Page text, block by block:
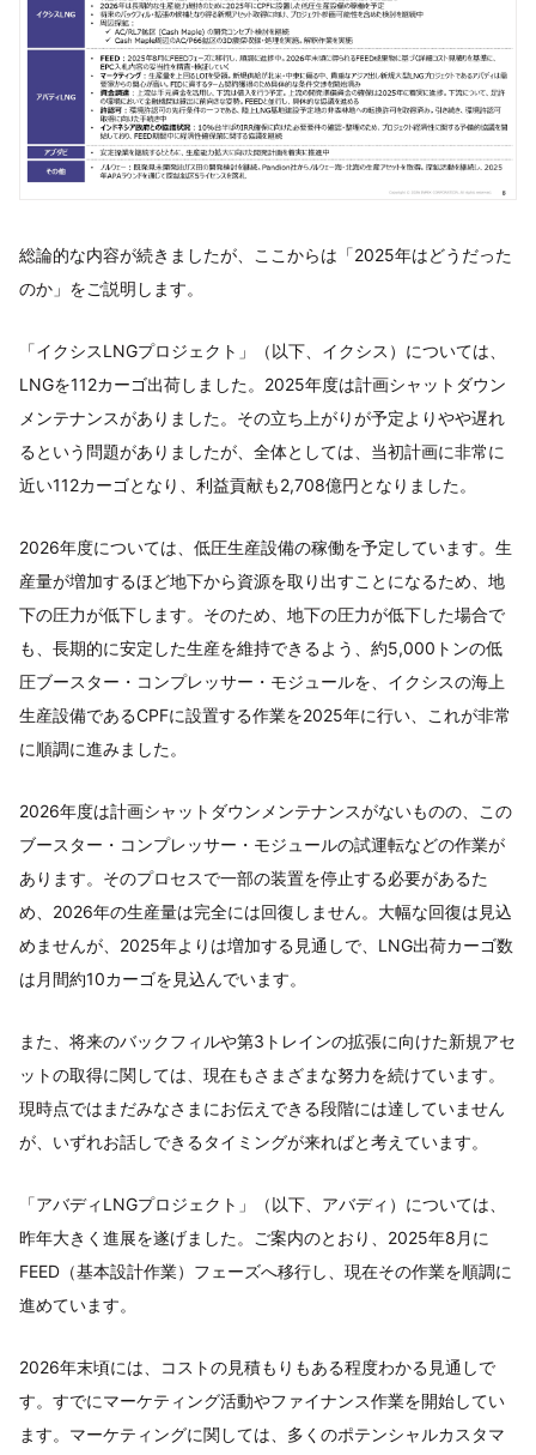
総論的な内容が続きましたが、ここからは「2025年はどうだった
のか」をご説明します。
「イクシスLNGプロジェクト」（以下、イクシス）については、
LNGを112カーゴ出荷しました。2025年度は計画シャットダウン
メンテナンスがありました。その立ち上がりが予定よりやや遅れ
るという問題がありましたが、全体としては、当初計画に非常に
近い112カーゴとなり、利益貢献も2,708億円となりました。
2026年度については、低圧生産設備の稼働を予定しています。生
産量が増加するほど地下から資源を取り出すことになるため、地
下の圧力が低下します。そのため、地下の圧力が低下した場合で
も、長期的に安定した生産を維持できるよう、約5,000トンの低
圧ブースター・コンプレッサー・モジュールを、イクシスの海上
生産設備であるCPFに設置する作業を2025年に行い、これが非常
に順調に進みました。
2026年度は計画シャットダウンメンテナンスがないものの、この
ブースター・コンプレッサー・モジュールの試運転などの作業が
あります。そのプロセスで一部の装置を停止する必要があるた
め、2026年の生産量は完全には回復しません。大幅な回復は見込
めませんが、2025年よりは増加する見通しで、LNG出荷カーゴ数
は月間約10カーゴを見込んでいます。
また、将来のバックフィルや第3トレインの拡張に向けた新規アセ
ットの取得に関しては、現在もさまざまな努力を続けています。
現時点ではまだみなさまにお伝えできる段階には達していません
が、いずれお話しできるタイミングが来ればと考えています。
「アバディLNGプロジェクト」（以下、アバディ）については、
昨年大きく進展を遂げました。ご案内のとおり、2025年8月に
FEED（基本設計作業）フェーズへ移行し、現在その作業を順調に
進めています。
2026年末頃には、コストの見積もりもある程度わかる見通しで
す。すでにマーケティング活動やファイナンス作業を開始してい
ます。マーケティングに関しては、多くのポテンシャルカスタマ